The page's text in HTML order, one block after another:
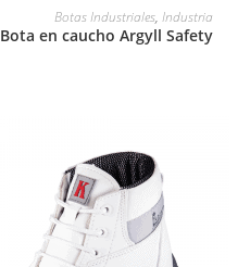
Botas Industriales,Industria
Bota en caucho Argyll Safety